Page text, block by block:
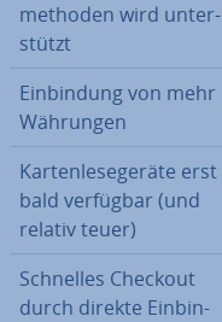
me­tho­den wird un­ter­
stützt
Ein­bin­dung von mehr
Währungen
Kar­ten­le­se­ge­rä­te erst
bald verfügbar (und
relativ teuer)
Schnelles Checkout
durch direkte Ein­bin­